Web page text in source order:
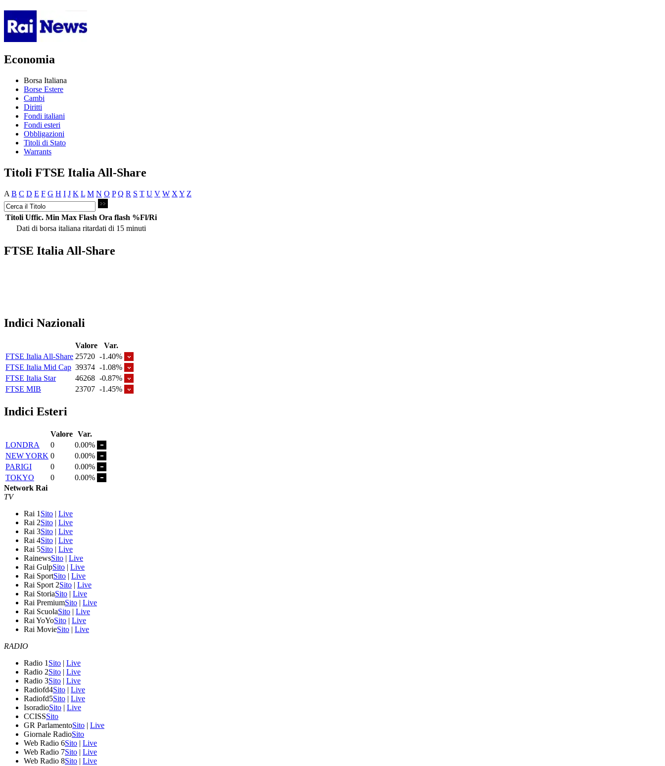
Economia
Borsa Italiana
Borse Estere
Cambi
Diritti
Fondi italiani
Fondi esteri
Obbligazioni
Titoli di Stato
Warrants
Titoli FTSE Italia All-Share
A B C D E F G H I J K L M N O P Q R S T U V W X Y Z
Titoli Uffic. Min Max Flash Ora flash %Fl/Ri
Dati di borsa italiana ritardati di 15 minuti
FTSE Italia All-Share
Indici Nazionali
Valore
Var.
FTSE Italia All-Share 25720 -1.40%
FTSE Italia Mid Cap 39374 -1.08%
FTSE Italia Star
46268 -0.87%
FTSE MIB
23707 -1.45%
Indici Esteri
Valore Var.
LONDRA
0
0.00%
NEW YORK 0
0.00%
PARIGI
0
0.00%
TOKYO
0
0.00%
Network Rai
TV
Rai 1 Sito | Live
Rai 2Sito | Live
Rai 3Sito | Live
Rai 4Sito | Live
Rai 5Sito | Live
RainewsSito | Live
Rai GulpSito | Live
Rai SportSito | Live
Rai Sport 2Sito | Live
Rai StoriaSito | Live
Rai PremiumSito | Live
Rai ScuolaSito | Live
Rai YoYoSito | Live
Rai MovieSito | Live
RADIO
Radio 1 Sito | Live
Radio 2Sito | Live
Radio 3Sito | Live
Radiofd4Sito | Live
Radiofd5Sito | Live
IsoradioSito | Live
CCISSSito
GR ParlamentoSito | Live
Giornale RadioSito
Web Radio 6Sito | Live
Web Radio 7Sito | Live
Web Radio 8Sito | Live